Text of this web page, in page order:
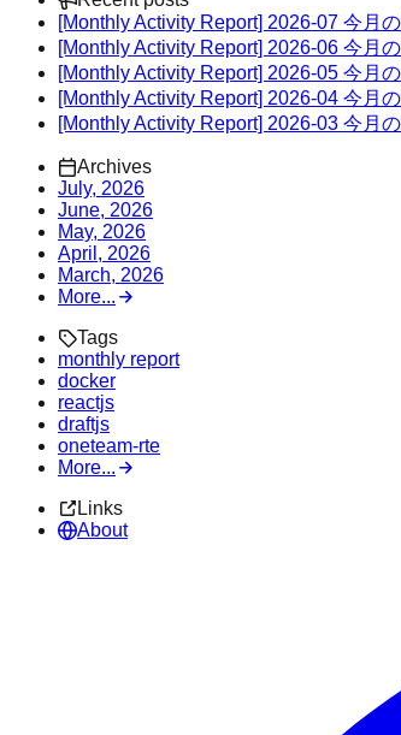
[Monthly Activity Report] 2026-07 今月
[Monthly Activity Report] 2026-06 今月
[Monthly Activity Report] 2026-05 今月
[Monthly Activity Report] 2026-04 今月
[Monthly Activity Report] 2026-03 今月
Archives
July, 2026
June, 2026
May, 2026
April, 2026
March, 2026
More...
Tags
monthly report
docker
reactjs
draftjs
oneteam-rte
More...
Links
About